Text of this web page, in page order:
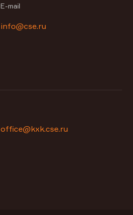
E-mail
info@cse.ru
office@kxk.cse.ru